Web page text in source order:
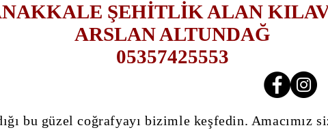
ŞEHİTLİK ALAN
ARSLAN ALTUNDAĞ
05357425553
bu güzel coğrafyayı bizimle keşfedin. Amacımız